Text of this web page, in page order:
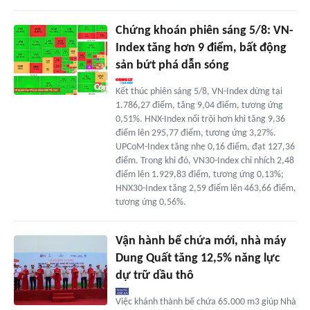
Chứng khoán phiên sáng 5/8: VN-
Index tăng hơn 9 điểm, bất động
sản bứt phá dẫn sóng
Kết thúc phiên sáng 5/8, VN-Index dừng tại
1.786,27 điểm, tăng 9,04 điểm, tương ứng
0,51%. HNX-Index nổi trội hơn khi tăng 9,36
điểm lên 295,77 điểm, tương ứng 3,27%.
UPCoM-Index tăng nhẹ 0,16 điểm, đạt 127,36
điểm. Trong khi đó, VN30-Index chỉ nhích 2,48
điểm lên 1.929,83 điểm, tương ứng 0,13%;
HNX30-Index tăng 2,59 điểm lên 463,66 điểm,
tương ứng 0,56%.
Vận hành bể chứa mới, nhà máy
Dung Quất tăng 12,5% năng lực
dự trữ dầu thô
Việc khánh thành bể chứa 65.000 m3 giúp Nhà